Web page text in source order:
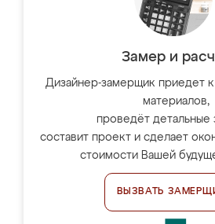
Замер и
Дизайнер-замерщик приедет
материалов,
проведёт детальные
составит проект и сделает
стоимости Вашей
ВЫЗВАТЬ